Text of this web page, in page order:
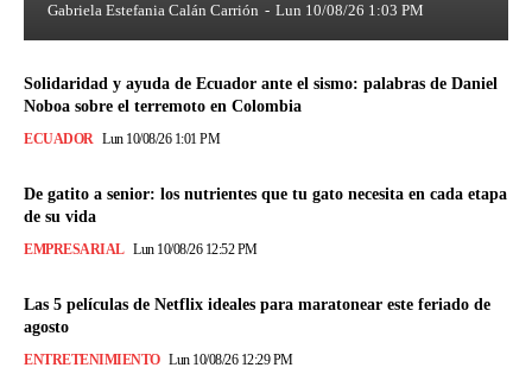
Gabriela Estefania Calán Carrión - Lun 10/08/26 1:03 PM
Solidaridad y ayuda de Ecuador ante el sismo: palabras de Daniel
Noboa sobre el terremoto en Colombia
ECUADOR Lun 10/08/26 1:01 PM
De gatito a senior: los nutrientes que tu gato necesita en cada etapa
de su vida
EMPRESARIAL Lun 10/08/26 12:52 PM
Las 5 películas de Netflix ideales para maratonear este feriado de
agosto
ENTRETENIMIENTO Lun 10/08/26 12:29 PM